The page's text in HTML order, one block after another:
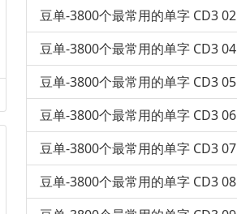
豆单-3800个最常用的单字 CD3 02
豆单-3800个最常用的单字 CD3 04
豆单-3800个最常用的单字 CD3 05
豆单-3800个最常用的单字 CD3 06
豆单-3800个最常用的单字 CD3 07
豆单-3800个最常用的单字 CD3 08